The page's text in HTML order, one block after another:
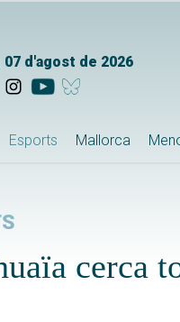
d'agost de 2026
Esports Mallorca
cerca